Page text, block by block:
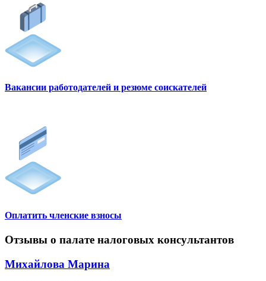
Вакансии работодателей и резюме соискателей
Оплатить членские взносы
Отзывы о палате налоговых консультантов
Михайлова Марина